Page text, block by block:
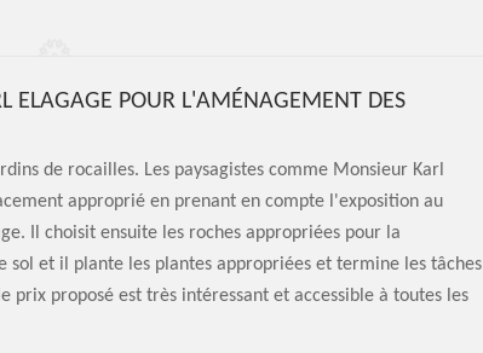
ELAGAGE POUR L'AMÉNAGEMENT DES
de rocailles. Les paysagistes comme Monsieur Karl
approprié en prenant en compte l'exposition au
Il choisit ensuite les roches appropriées pour la
et il plante les plantes appropriées et termine les tâches
prix proposé est très intéressant et accessible à toutes les